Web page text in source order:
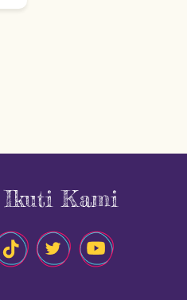
Ikuti Kami